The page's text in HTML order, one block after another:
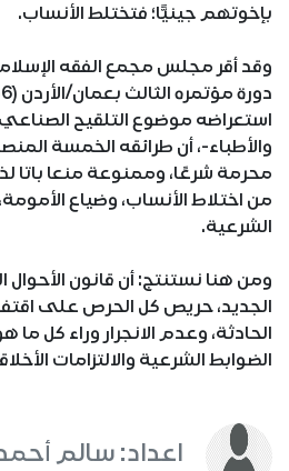
بإخوتهم جينيًّا؛ فتختلط الأنساب.
وقد أقر مجلس مجمع الفقه
استعراضه موضوع التلقيح الصناعي
والأطباء-، أن طرائقه الخمسة
محرمة شرعًا، وممنوعة منعا باتا
من اختلاط الأنساب، وضياع
الشرعية.
ومن هنا نستنتج: أن قانون
الجديد، حريص كل الحرص على
الحادثة، وعدم الانجرار وراء كل ما
الضوابط الشرعية والالتزامات
اعداد: سالم